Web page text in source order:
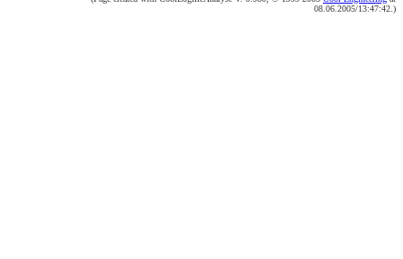
08.06.2005/13:47:42.)